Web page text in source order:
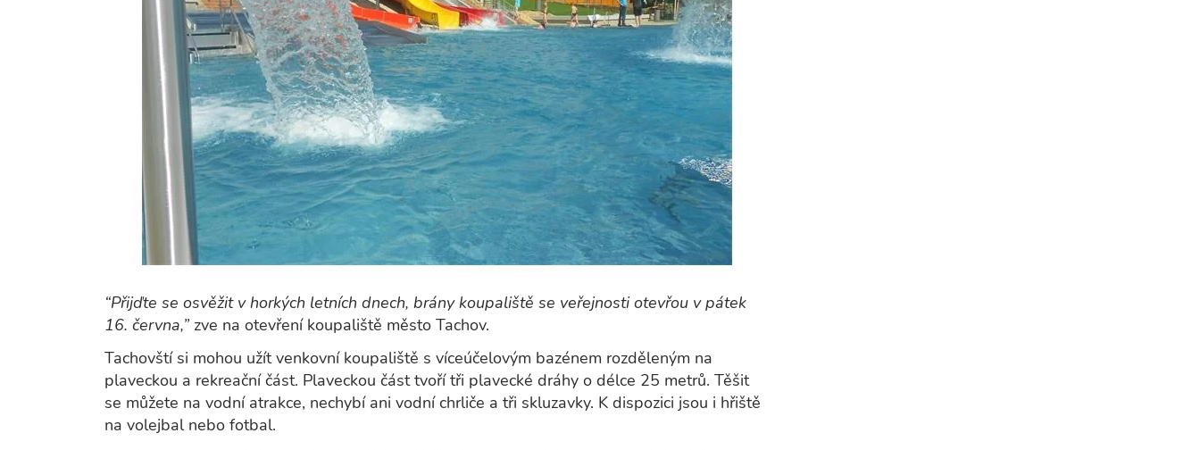
“Přijďte se osvěžit v horkých letních dnech, brány koupaliště se veřejnosti otevřou v pátek
16. června,” zve na otevření koupaliště město Tachov.
Tachovští si mohou užít venkovní koupaliště s víceúčelovým bazénem rozděleným na
plaveckou a rekreační část. Plaveckou část tvoří tři plavecké dráhy o délce 25 metrů. Těšit
se můžete na vodní atrakce, nechybí ani vodní chrliče a tři skluzavky. K dispozici jsou i hřiště
na volejbal nebo fotbal.